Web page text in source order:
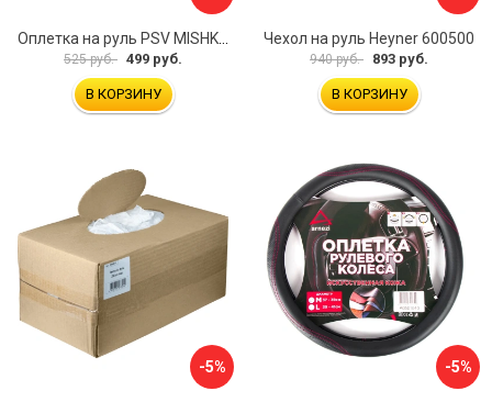
525 руб. 499 руб.
В КОРЗИНУ
Чехол на руль Heyner 600500
940 руб. 893 руб.
В КОРЗИНУ
-5% -5%